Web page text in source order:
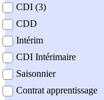
contrat
CDI (3)
CDD
Intérim
CDI Intérimaire
Saisonnier
Contrat apprentissage